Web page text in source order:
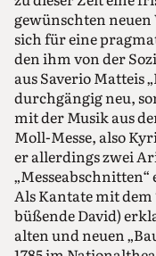
gewünschten neuen
sich für eine
den ihm von der
aus Saverio Matteis
durchgängig neu,
mit der Musik aus
Moll-Messe, also
er allerdings zwei
„Messeabschnitten“
Als Kantate mit dem
büßende David)
alten und neuen